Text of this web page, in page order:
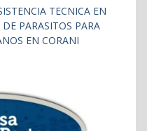
TECNICA EN
PARASITOS PARA
EN CORANI